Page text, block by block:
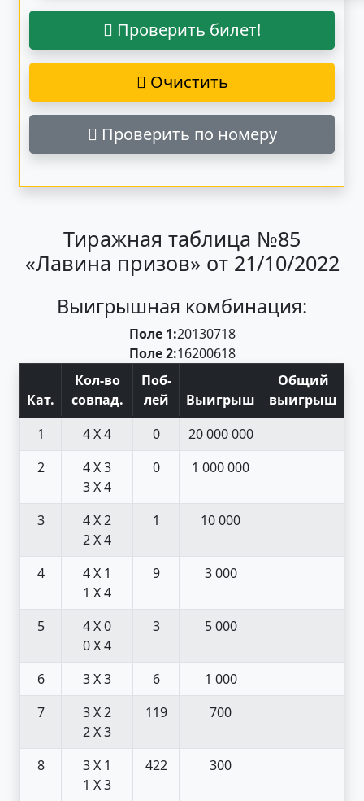
Проверить билет!
Очистить
Проверить по номеру
Тиражная таблица №85
«Лавина призов» от 21/10/2022
Выигрышная комбинация:
Поле 1:20130718
Поле 2:16200618
Кат.
Кол-во
совпад.
Поб-
лей
Выигрыш
Общий
выигрыш
1
4 X 4 0
20 000 000
2
4 X 3
3 X 4
0 1 000 000
3
4 X 2
2 X 4
1 10 000
4
4 X 1
1 X 4
9 3 000
5
4 X 0
0 X 4
3 5 000
6 3 X 3 6
1 000
7
3 X 2
2 X 3
119 700
8
3 X 1
1 X 3
422 300